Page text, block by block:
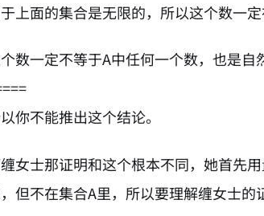
上面的集合是无限的，所以这个数一定
数一定不等于A中任何一个数，也是自
你不能推出这个结论。
女士那证明和这个根本不同，她首先
但不在集合A里，所以要理解缠女士的